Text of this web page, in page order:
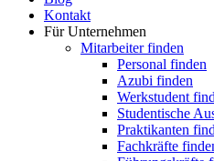
Kontakt
Für Unternehmen
Mitarbeiter finden
Personal finden
Azubi finden
Werkstudent
Studentische
Praktikanten
Fachkräfte